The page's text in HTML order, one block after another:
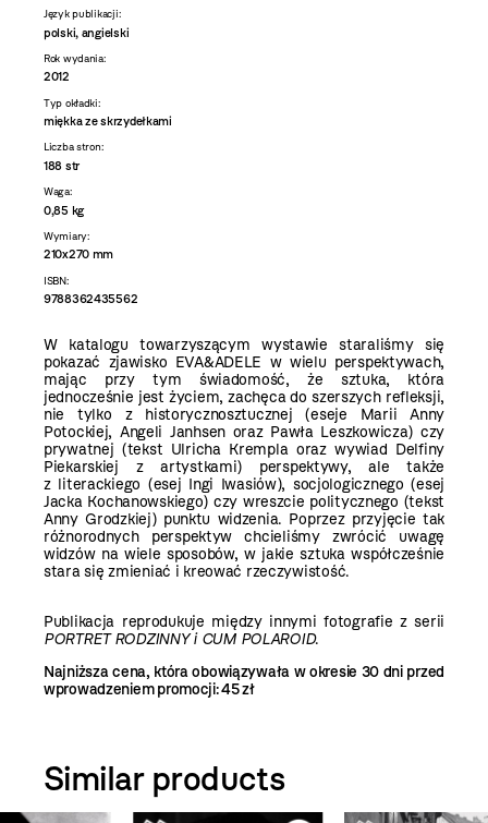
Język publikacji:
polski, angielski
Rok wydania:
2012
Typ okładki:
miękka ze skrzydełkami
Liczba stron:
188 str
Waga:
0,85 kg
Wymiary:
210x270 mm
ISBN:
9788362435562
W katalogu towarzyszącym wystawie staraliśmy się
pokazać zjawisko EVA&ADELE w wielu perspektywach,
mając przy tym świadomość, że sztuka, która
jednocześnie jest życiem, zachęca do szerszych refleksji,
nie tylko z historycznosztucznej (eseje Marii Anny
Potockiej, Angeli Janhsen oraz Pawła Leszkowicza) czy
prywatnej (tekst Ulricha Krempla oraz wywiad Delfiny
Piekarskiej z artystkami) perspektywy, ale także
z literackiego (esej Ingi Iwasiów), socjologicznego (esej
Jacka Kochanowskiego) czy wreszcie politycznego (tekst
Anny Grodzkiej) punktu widzenia. Poprzez przyjęcie tak
różnorodnych perspektyw chcieliśmy zwrócić uwagę
widzów na wiele sposobów, w jakie sztuka współcześnie
stara się zmieniać i kreować rzeczywistość.
Publikacja reprodukuje między innymi fotografie z serii
PORTRET RODZINNY i CUM POLAROID.
Najniższa cena, która obowiązywała w okresie 30 dni przed
wprowadzeniem promocji:45 zł
Similar products